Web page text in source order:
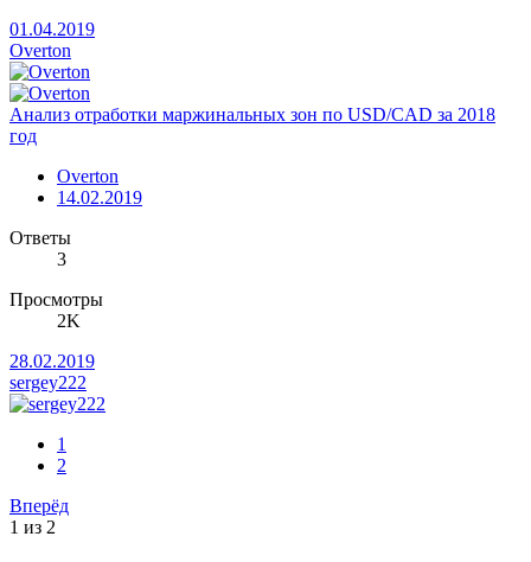
01.04.2019
Overton
Анализ отработки маржинальных зон по USD/CAD за 2018
год
Overton
14.02.2019
Ответы
3
Просмотры
2K
28.02.2019
sergey222
1
2
Вперёд
1 из 2